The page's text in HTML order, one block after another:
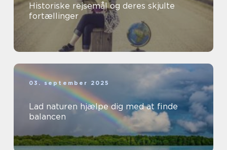
Historiske rejsemål og deres skjulte
fortællinger
03. september 2025
Lad naturen hjælpe dig med at finde
balancen